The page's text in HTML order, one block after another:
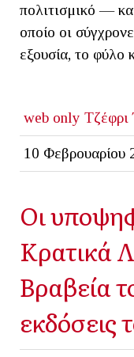
πολιτισμικό —
οποίο οι
εξουσία, το φύλο
web only Τζέφρι
10 Φεβρουαρίου
Οι
Κρατικά
Βραβεία
εκδόσεις